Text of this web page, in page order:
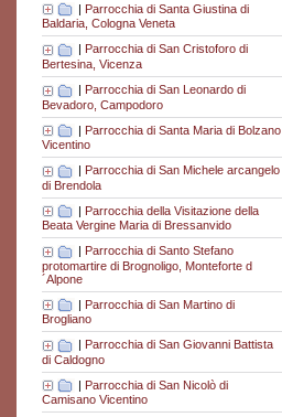
| Parrocchia di Santa Giustina di
Baldaria, Cologna Veneta
Parrocchia di San Cristoforo di
Bertesina, Vicenza
| Parrocchia di San Leonardo di
Bevadoro, Campodoro
| Parrocchia di Santa Maria di Bolzano
Vicentino
| Parrocchia di San Michele arcangelo
di Brendola
| Parrocchia della Visitazione della
Beata Vergine Maria di Bressanvido
| Parrocchia di Santo Stefano
protomartire di Brognoligo, Monteforte d
´Alpone
| Parrocchia di San Martino di
Brogliano
Parrocchia di San Giovanni Battista
di Caldogno
| Parrocchia di San Nicolò di
Camisano Vicentino